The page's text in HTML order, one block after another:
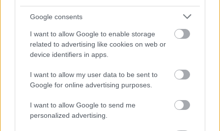
Google consents
I want to allow Google to enable storage
related to advertising like cookies on web or
device identifiers in apps.
I want to allow my user data to be sent to
Google for online advertising purposes.
I want to allow Google to send me
personalized advertising.